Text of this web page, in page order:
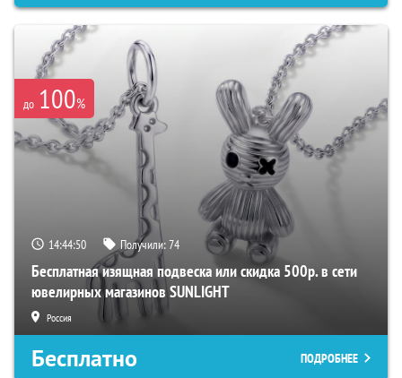
до 100%
14:44:49 Получили:74
Бесплатная изящная подвеска или скидка 500р. в сети
ювелирных магазинов SUNLIGHT
Россия
Бесплатно ПОДРОБНЕЕ